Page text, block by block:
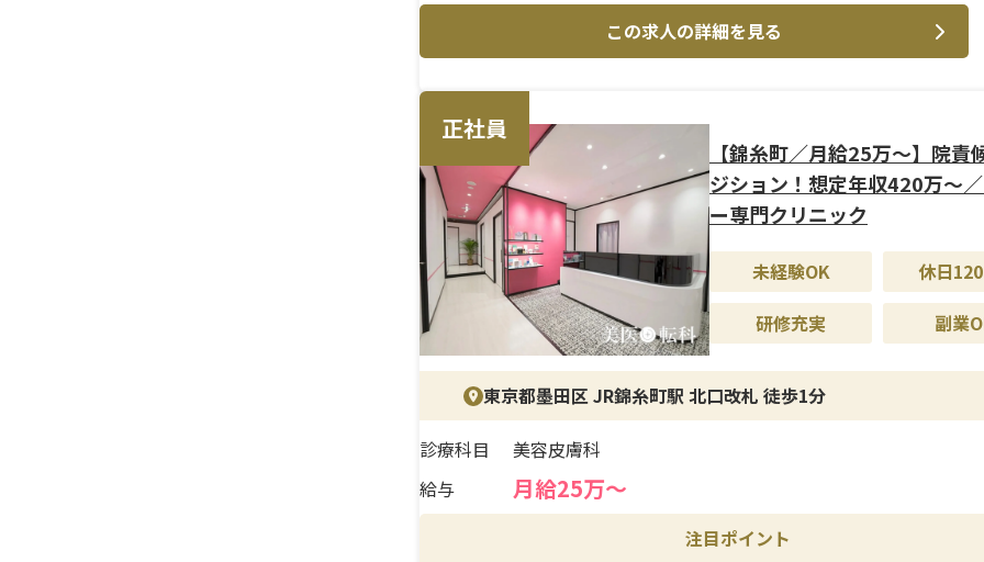
ヒアルロン酸・ボトックスを中心とした注入施術を軸に、外科的処置
らずフェイスラインや輪郭形成を行う点が特徴です。ダウンタイムを
つつ、理想に近づける施術を提供しています。
＜研修制度＞
美容医療経験者を歓迎しつつ、入職後は現場でのOJTを通じて実践的
キルを習得できます。施術対応だけでなく、スタッフ育成や数値管理
関わることができ、将来的には院責ポジションへのステップアップ
に入れたキャリア形成が可能です。
賞与は年2回支給（前年度実績4か月分）に加え、成果に応じたイン
ィブ制度も整備されています。年間休日125日とオンオフのメリハリ
やすく、社員割引・家族割、各種健康診断、社員旅行など福利厚生
しています。安定した環境で長期的に勤務しやすい職場です。
この求人の詳細を見る
正社員
【錦糸町／月給25万〜】院責
ジション！想定年収420万〜
ー専門クリニック
未経験OK
休日
研修充実
副業
東京都墨田区 JR錦糸町駅 北口改札 徒歩1分
診療科目
美容皮膚科
給与
月給25万〜
注目ポイント